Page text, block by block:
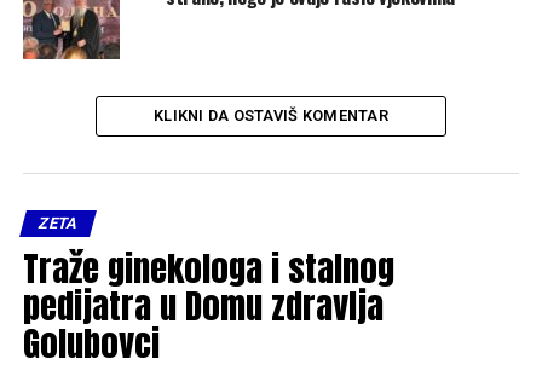
KLIKNI DA OSTAVIŠ KOMENTAR
ZETA
Traže ginekologa i stalnog
pedijatra u Domu zdravlja
Golubovci